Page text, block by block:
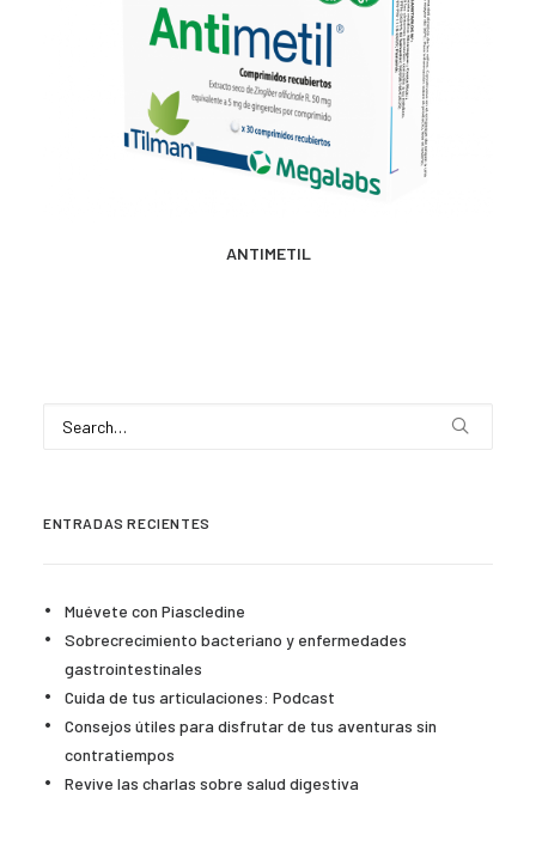
MÁS INFORMACIÓN
ANTIMETIL
ENTRADAS RECIENTES
Muévete con Piascledine
Sobrecrecimiento bacteriano y enfermedades
gastrointestinales
Cuida de tus articulaciones: Podcast
Consejos útiles para disfrutar de tus aventuras sin
contratiempos
Revive las charlas sobre salud digestiva